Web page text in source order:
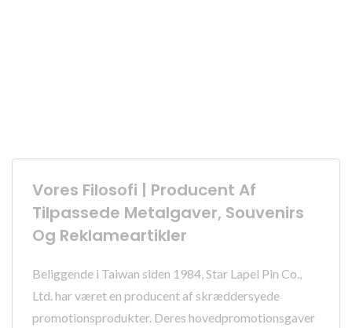
Vores Filosofi | Producent Af
Tilpassede Metalgaver, Souvenirs
Og Reklameartikler
Beliggende i Taiwan siden 1984, Star Lapel Pin Co.,
Ltd. har været en producent af skræddersyede
promotionsprodukter. Deres hovedpromotionsgaver